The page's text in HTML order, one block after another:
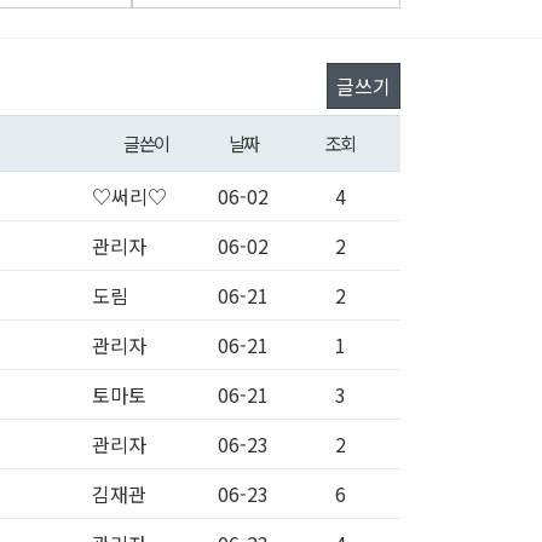
글쓰기
글쓴이 날짜 조회
♡써리♡ 06-02
4
관리자
06-02
2
도림
06-21
2
관리자
06-21
1
토마토
06-21
3
관리자
06-23
2
김재관
06-23
6